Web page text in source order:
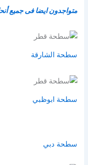
متواجدون ايضا فى جميع أنحاء
سطحة الشارقة
سطحة ابوظبي
سطحة دبي